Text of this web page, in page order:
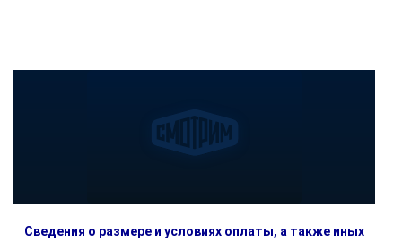
Сведения о размере и условиях оплаты, а также иных